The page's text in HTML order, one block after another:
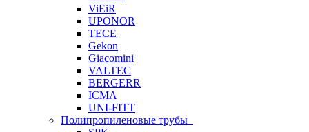
ViEiR
UPONOR
TECE
Gekon
Giacomini
VALTEC
BERGERR
ICMA
UNI-FITT
Полипропиленовые трубы